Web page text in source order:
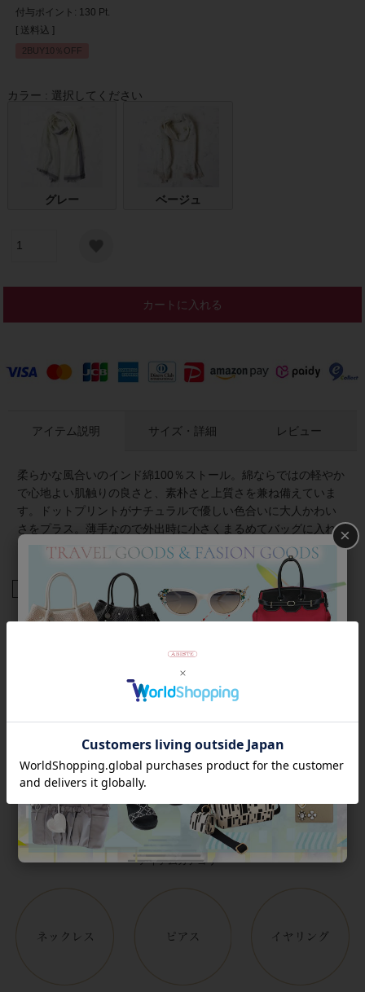
付与ポイント: 130 Pt.
送料込
2BUY10％OFF
カラー 選択してください
グレー ベージュ
カートに入れる
アイテム説明
柔らかな風合いのインド綿100％ストール。綿ならではの軽やか
で心地よい肌触りの良さと、素朴さと上質さを兼ね備えていま
す。ドットプリントがナチュラルで優しい色合いに大人かわい
さをプラス。薄手なので外出時に小さくまるめてバッグに入れ
て持ち運ぶことも可能です。
サイズ・詳細 レビュー
商品番号 2156010
Category
アイテムカテゴリー
×